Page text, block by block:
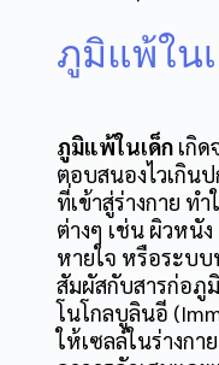
ภูมิแพ้ใน
ภูมิแพ้ในเด็กเกิด
ตอบสนองไวเกิน
ที่เข้าสู่ร่างกาย ท
ต่างๆ เช่น ผิวหนั
หายใจ หรือระบบ
สัมผัสกับสารก่อภู
โนโกลบูลินอี
ให้เซลล์ในร่างกา